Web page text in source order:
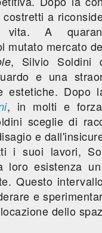
a
A
mutato mercato
, Silvio Soldini
e una
estetiche.
, in molti e
sceglie di
e
i suoi lavori,
loro esistenza
Questo
e
dello